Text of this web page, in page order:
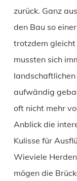
zurück. Ganz
den Bau so
trotzdem gleicht
mussten sich
aufwändig
oft nicht mehr
Anblick die
Kulisse für
Wieviele
mögen die